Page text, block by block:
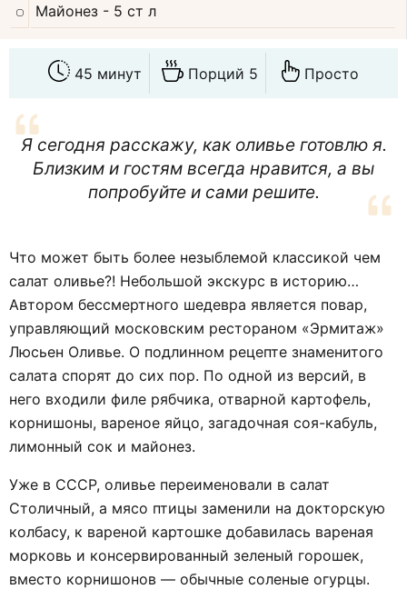
Майонез - 5 ст л
45 минут Порций 5 Просто
Я сегодня расскажу, как оливье готовлю я.
Близким и гостям всегда нравится, а вы
попробуйте и сами решите.
Что может быть более незыблемой классикой чем
салат оливье?! Небольшой экскурс в историю…
Автором бессмертного шедевра является повар,
управляющий московским рестораном «Эрмитаж»
Люсьен Оливье. О подлинном рецепте знаменитого
салата спорят до сих пор. По одной из версий, в
него входили филе рябчика, отварной картофель,
корнишоны, вареное яйцо, загадочная соя-кабуль,
лимонный сок и майонез.
Уже в СССР, оливье переименовали в салат
Столичный, а мясо птицы заменили на докторскую
колбасу, к вареной картошке добавилась вареная
морковь и консервированный зеленый горошек,
вместо корнишонов — обычные соленые огурцы.